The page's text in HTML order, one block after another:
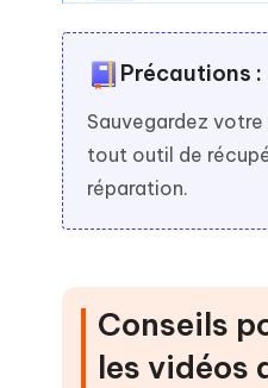
Précautions :
Sauvegardez votre
tout outil de
réparation.
Conseils
les vidéos